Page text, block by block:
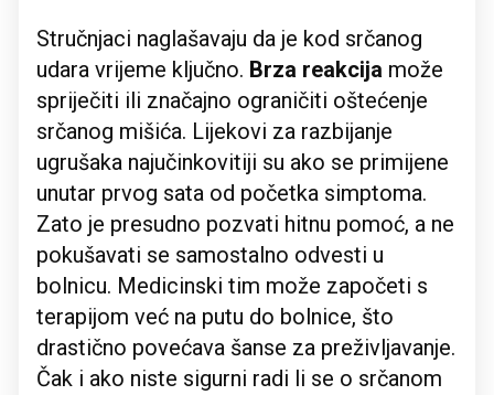
Stručnjaci naglašavaju da je kod srčanog
udara vrijeme ključno. Brza reakcija može
spriječiti ili značajno ograničiti oštećenje
srčanog mišića. Lijekovi za razbijanje
ugrušaka najučinkovitiji su ako se primijene
unutar prvog sata od početka simptoma.
Zato je presudno pozvati hitnu pomoć, a ne
pokušavati se samostalno odvesti u
bolnicu. Medicinski tim može započeti s
terapijom već na putu do bolnice, što
drastično povećava šanse za preživljavanje.
Čak i ako niste sigurni radi li se o srčanom